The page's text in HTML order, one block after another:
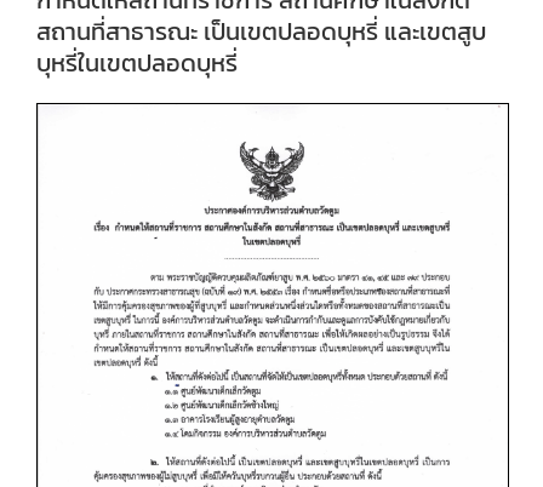
สถานที่สาธารณะ เป็นเขตปลอดบุหรี่ และเขตสูบ
บุหรี่ในเขตปลอดบุหรี่